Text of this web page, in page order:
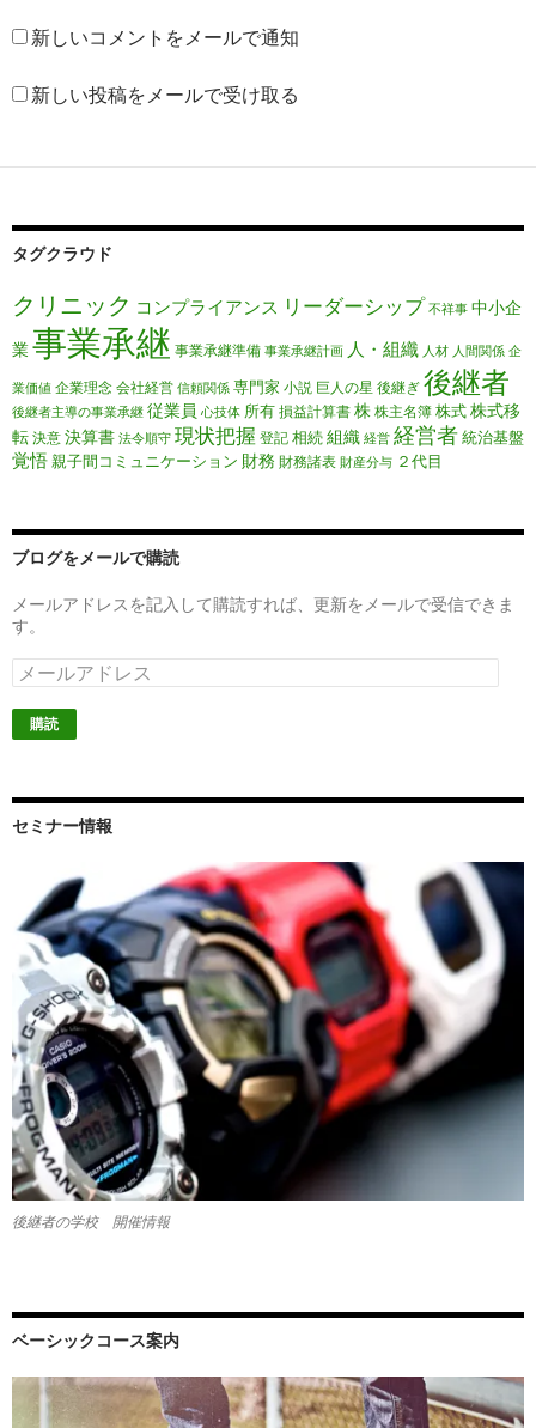
新しいコメントをメールで通知
新しい投稿をメールで受け取る
タグクラウド
クリニック コンプライアンス リーダーシップ 不祥事 中小企
業事業承継 事業承継準備 事業承継計画 人・組織 人材 人間関係 企
業価値 企業理念 会社経営 信頼関係 専門家 小説 巨人の星 後継ぎ 後継者
後継者主導の事業承継 従業員 心技体 所有 損益計算書 株 株主名簿 株式株式移
転 決意 決算書 法令順守 現状把握 登記 相続組織 経営 経営者統治基盤
覚悟親子間コミュニケーション 財務 財務諸表 財産分与 ２代目
ブログをメールで購読
メールアドレスを記入して購読すれば、更新をメールで受信できま
す。
メ
ー
ル
ア
ス
セミナー情報
後継者の学校 開催情報
ベーシックコース案内